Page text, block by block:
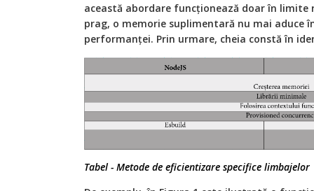
această abordare funcționează doar în limite
prag, o memorie suplimentară nu mai aduce
performanței. Prin urmare, cheia constă în
Tabel - Metode de eficientizare specifice limbajelor